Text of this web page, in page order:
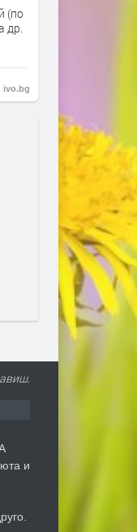
(по
др.
ivo.bg
и